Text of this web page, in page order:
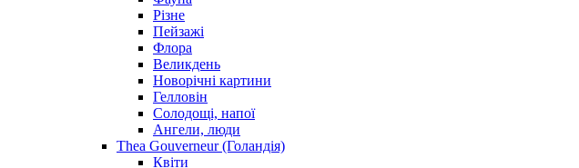
Різне
Пейзажі
Флора
Великдень
Новорічні картини
Гелловін
Солодощі, напої
Ангели, люди
Thea Gouverneur (Голандія)
Квіти